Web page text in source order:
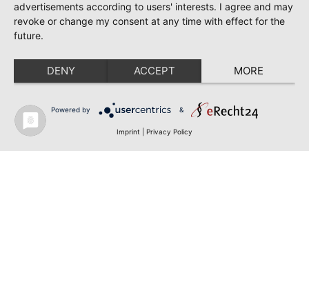
advertisements according to users' interests. I agree and may
revoke or change my consent at any time with effect for the
future.
DENY ACCEPT MORE
Powered by &
Imprint Privacy Policy